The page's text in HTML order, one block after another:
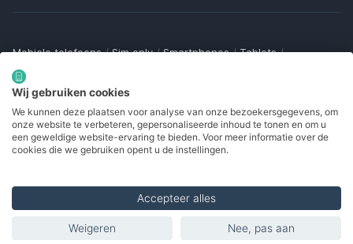
Mobiele telefoons / Sim only / Smartphones / Tablets /
Smartwatches
Bluetooth trackers / Opladers
Samsung Galaxy
Gamingtelefoons / Foldables / Robuuste telefoons /
Seniorentelefoons / Waterdichte telefoons / Refurbished
© 2002 - 2026. Alle rechten voorbehouden
Wij gebruiken cookies
We kunnen deze plaatsen voor analyse van onze bezoekersgegevens, om
onze website te verbeteren, gepersonaliseerde inhoud te tonen en om u
een geweldige website-ervaring te bieden. Voor meer informatie over de
cookies die we gebruiken opent u de instellingen.
Accepteer alles
Weigeren Nee, pas aan